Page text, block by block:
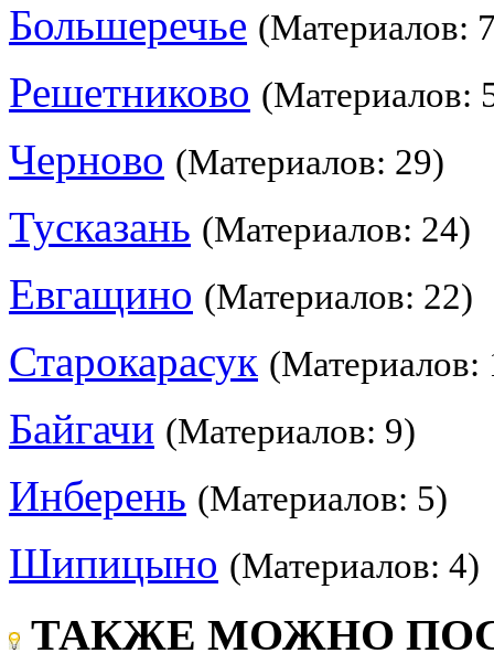
Большеречье (Материалов:
Решетниково (Материалов:
Черново (Материалов: 29)
Тусказань (Материалов: 24)
Евгащино (Материалов: 22)
Старокарасук (Материалов:
Байгачи (Материалов: 9)
Инберень (Материалов: 5)
Шипицыно (Материалов: 4)
ТАКЖЕ МОЖНО